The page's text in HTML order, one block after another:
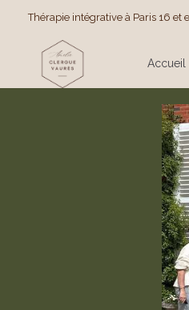
Thérapie intégrative à Paris 16 et
Accueil